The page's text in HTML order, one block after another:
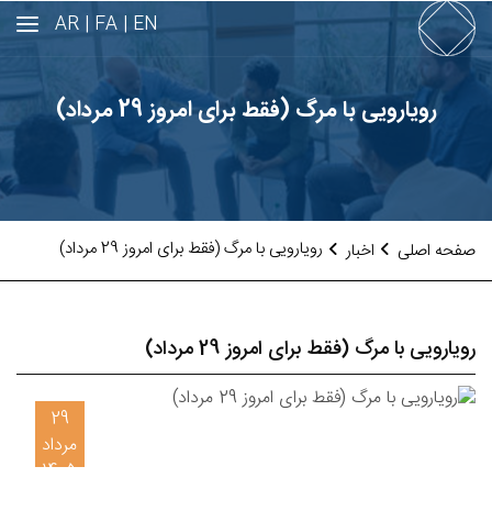
EN |
FA |
AR
رویارویی با مرگ (فقط برای امروز 29 مرداد)
صفحه اصلی اخبار رویارویی با مرگ (فقط برای امروز 29 مرداد)
رویارویی با مرگ (فقط برای امروز 29 مرداد)
29
مرداد
1405